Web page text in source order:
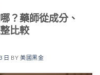
？藥師從成分、
比較
日 BY 美國黑金